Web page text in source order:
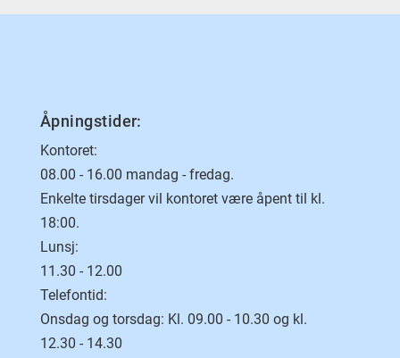
Åpningstider:
Kontoret:
08.00 - 16.00 mandag - fredag.
Enkelte tirsdager vil kontoret være åpent til kl.
18:00.
Lunsj:
11.30 - 12.00
Telefontid:
Onsdag og torsdag: Kl. 09.00 - 10.30 og kl.
12.30 - 14.30